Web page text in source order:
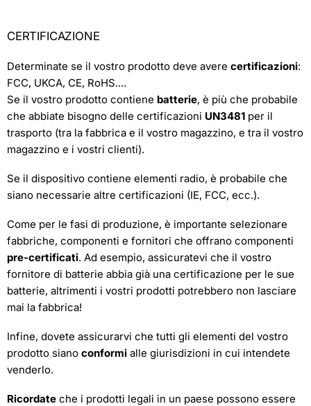
CERTIFICAZIONE
Determinate se il vostro prodotto deve avere certificazioni:
FCC, UKCA, CE, RoHS....
Se il vostro prodotto contiene batterie, è più che probabile
che abbiate bisogno delle certificazioni UN3481 per il
trasporto (tra la fabbrica e il vostro magazzino, e tra il vostro
magazzino e i vostri clienti).
Se il dispositivo contiene elementi radio, è probabile che
siano necessarie altre certificazioni (IE, FCC, ecc.).
Come per le fasi di produzione, è importante selezionare
fabbriche, componenti e fornitori che offrano componenti
pre-certificati. Ad esempio, assicuratevi che il vostro
fornitore di batterie abbia già una certificazione per le sue
batterie, altrimenti i vostri prodotti potrebbero non lasciare
mai la fabbrica!
Infine, dovete assicurarvi che tutti gli elementi del vostro
prodotto siano conformi alle giurisdizioni in cui intendete
venderlo.
Ricordate che i prodotti legali in un paese possono essere